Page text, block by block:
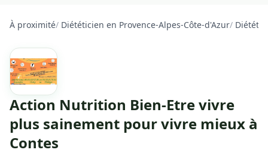
À proximité/ Diététicien en Provence-Alpes-Côte-d'Azur/
Action Nutrition Bien-Etre vivre
plus sainement pour vivre mieux à
Contes